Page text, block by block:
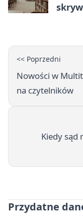
<< Poprzedni
Nowości w
na czytelników
Kiedy sąd
Przydatne